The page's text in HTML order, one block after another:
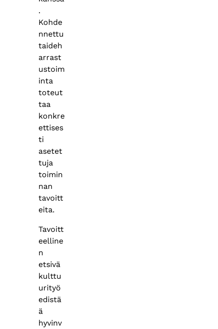
.
Kohde
nnettu
taideh
arrast
ustoim
inta
toteut
taa
konkre
ettises
ti
asetet
tuja
toimin
nan
tavoitt
eita.
Tavoitt
eelline
n
etsivä
kulttu
urityö
edistä
ä
hyvinv